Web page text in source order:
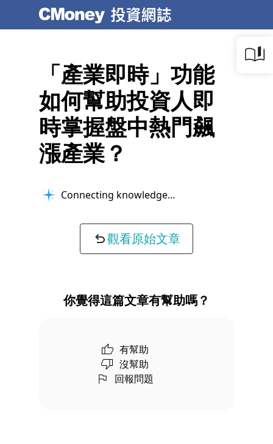
「產業即時」功能
如何幫助投資人即
時掌握盤中熱門飆
漲產業？
Connecting knowledge...
觀看原始文章
你覺得這篇文章有幫助嗎？
有幫助
沒幫助
回報問題